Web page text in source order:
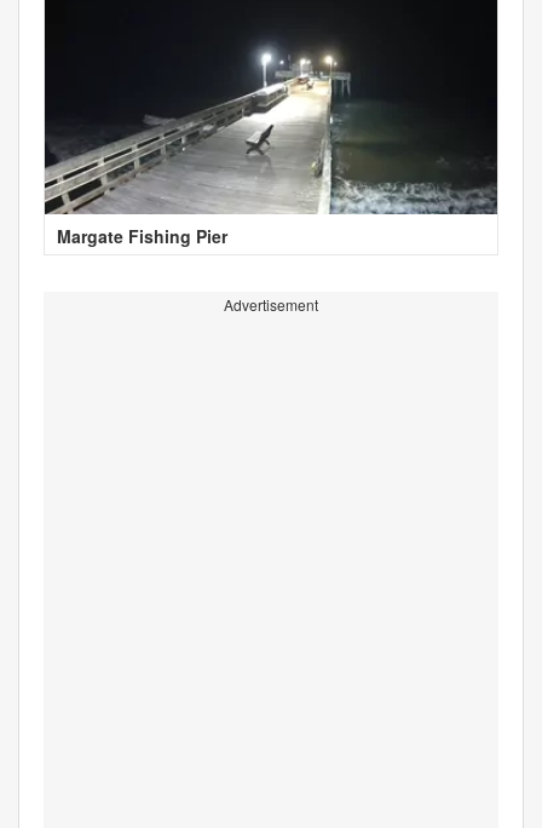
Margate Fishing Pier
Advertisement